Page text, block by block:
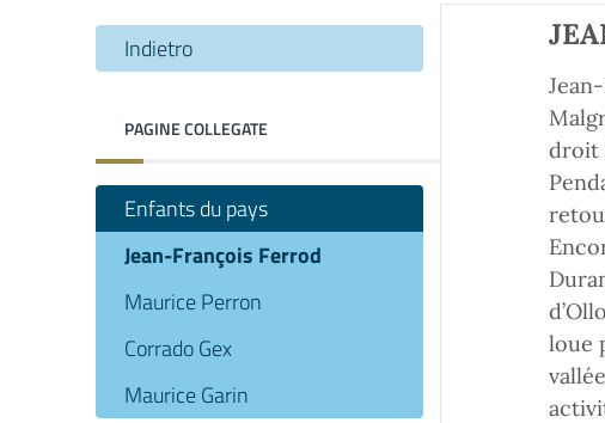
Indietro
PAGINE COLLEGATE
Enfants du pays
Jean-François Ferrod
Maurice Perron
Corrado Gex
Maurice Garin
droit
loue